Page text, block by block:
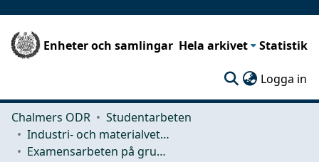
Enheter och samlingar Hela arkivet Statistik
Logga in
Chalmers ODR
Studentarbeten
Industri- och materialvetenskap (IMS)
Examensarbeten på grundnivå